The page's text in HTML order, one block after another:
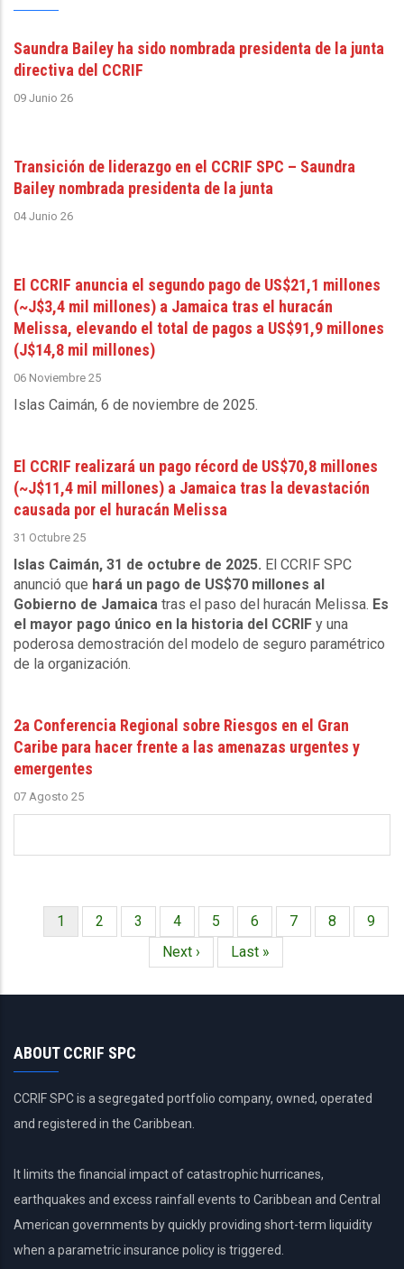
Saundra Bailey ha sido nombrada presidenta de la junta
directiva del CCRIF
09 Junio 26
Transición de liderazgo en el CCRIF SPC – Saundra
Bailey nombrada presidenta de la junta
04 Junio 26
El CCRIF anuncia el segundo pago de US$21,1 millones
(~J$3,4 mil millones) a Jamaica tras el huracán
Melissa, elevando el total de pagos a US$91,9 millones
(J$14,8 mil millones)
06 Noviembre 25
Islas Caimán, 6 de noviembre de 2025.
El CCRIF realizará un pago récord de US$70,8 millones
(~J$11,4 mil millones) a Jamaica tras la devastación
causada por el huracán Melissa
31 Octubre 25
Islas Caimán, 31 de octubre de 2025. El CCRIF SPC
anunció que hará un pago de US$70 millones al
Gobierno de Jamaica tras el paso del huracán Melissa. Es
el mayor pago único en la historia del CCRIF y una
poderosa demostración del modelo de seguro paramétrico
de la organización.
2a Conferencia Regional sobre Riesgos en el Gran
Caribe para hacer frente a las amenazas urgentes y
emergentes
07 Agosto 25
Paginación
Página
actual
1 Página
2 Página
3 Página
4 Página
5 Página
6 Página
7 Página
8
9
Siguiente
página
Next ›
Última
página
Last »
ABOUT CCRIF SPC
CCRIF SPC is a segregated portfolio company, owned, operated
and registered in the Caribbean.
It limits the financial impact of catastrophic hurricanes,
earthquakes and excess rainfall events to Caribbean and Central
American governments by quickly providing short-term liquidity
when a parametric insurance policy is triggered.